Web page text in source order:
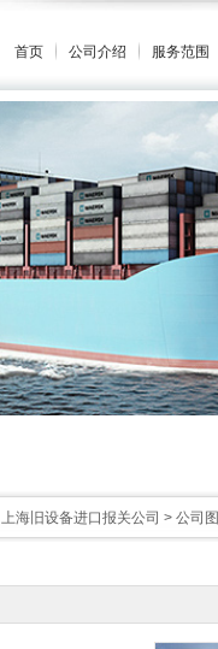
首页 公司介绍 服务范围
上海旧设备进口报关公司 > 公司